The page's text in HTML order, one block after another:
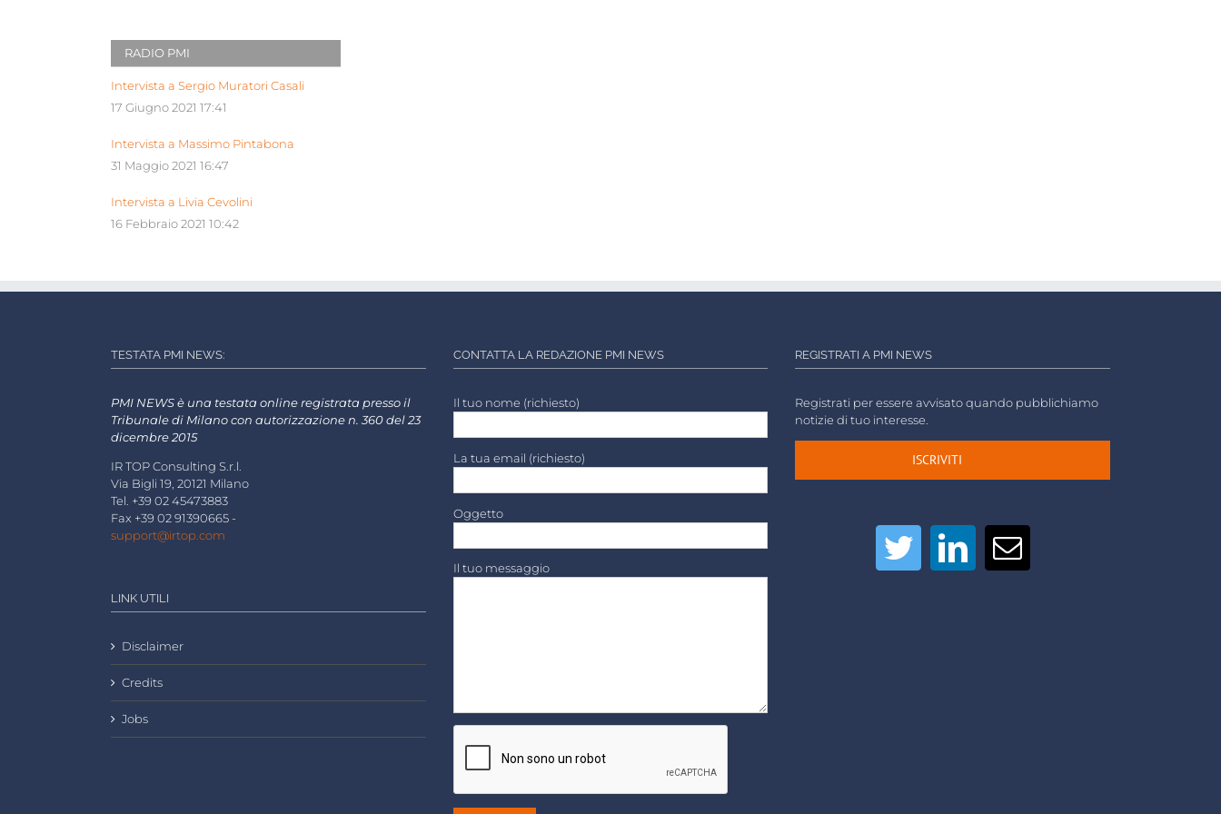
RADIO PMI
Intervista a Sergio Muratori Casali
17 Giugno 2021 17:41
Intervista a Massimo Pintabona
31 Maggio 2021 16:47
Intervista a Livia Cevolini
16 Febbraio 2021 10:42
TESTATA PMI NEWS:
PMI NEWS è una testata online registrata presso il
Tribunale di Milano con autorizzazione n. 360 del 23
dicembre 2015
IR TOP Consulting S.r.l.
Via Bigli 19, 20121 Milano
Tel. +39 02 45473883
Fax +39 02 91390665 -
support@irtop.com
LINK UTILI
Disclaimer
Credits
Jobs
CONTATTA LA REDAZIONE PMI NEWS
Il tuo nome (richiesto)
La tua email (richiesto)
Oggetto
Il tuo messaggio
REGISTRATI A PMI NEWS
Registrati per essere avvisato quando pubblichiamo
notizie di tuo interesse.
ISCRIVITI